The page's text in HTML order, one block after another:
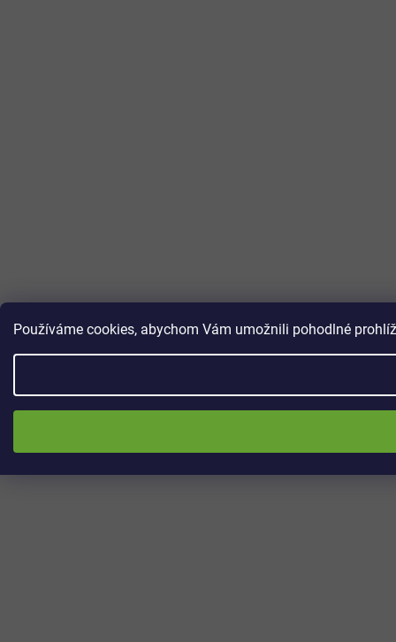
Používáme cookies, abychom Vám umožnili pohodlné